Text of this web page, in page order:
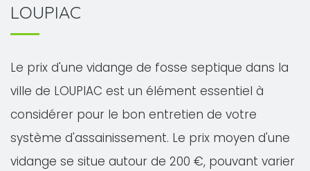
LOUPIAC
Le prix d'une vidange de fosse septique dans la
ville de LOUPIAC est un élément essentiel à
considérer pour le bon entretien de votre
système d'assainissement. Le prix moyen d'une
vidange se situe autour de 200 €, pouvant varier